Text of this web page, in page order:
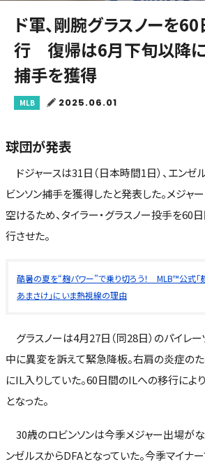
ド軍、剛腕グラスノーを
行 復帰は6月下旬以降
捕手を獲得
MLB 2025.06.01
球団が発表
ドジャースは31日（日本時間1日）、エンゼ
ビンソン捕手を獲得したと発表した。メジャ
空けるため、タイラー・グラスノー投手を60
行させた。
酷暑の夏を“麹パワー”で乗り切ろう！ MLB™公式「
あまさけ」にいま熱視線の理由
グラスノーは4月27日（同28日）のパイレ
中に異変を訴えて緊急降板。右肩の炎症のた
にIL入りしていた。60日間のILへの移行によ
となった。
30歳のロビンソンは今季メジャー出場がな
ンゼルスからDFAとなっていた。今季マイナ